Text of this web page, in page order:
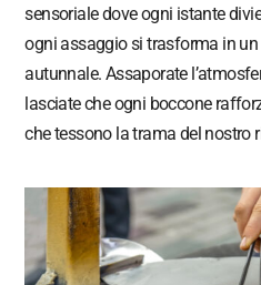
sensoriale dove ogni istante
ogni assaggio si trasforma in
autunnale. Assaporate
lasciate che ogni boccone
che tessono la trama del nostro